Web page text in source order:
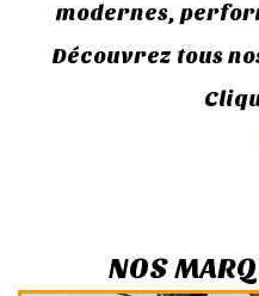
modernes,
Découvrez tous
NOS